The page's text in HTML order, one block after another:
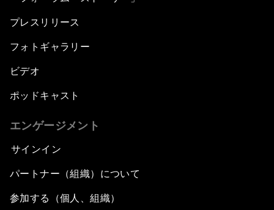
プレスリリース
フォトギャラリー
ビデオ
ポッドキャスト
エンゲージメント
サインイン
パートナー（組織）について
参加する（個人、組織）